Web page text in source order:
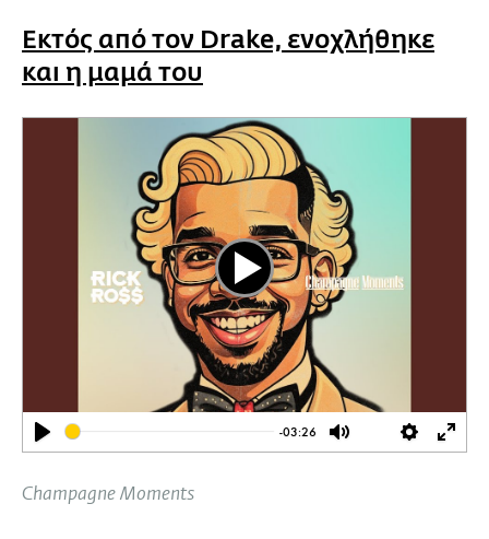
Εκτός από τον Drake, ενοχλήθηκε
και η μαμά του
Play
-03:26
Mute Settings
Play
Champagne Moments